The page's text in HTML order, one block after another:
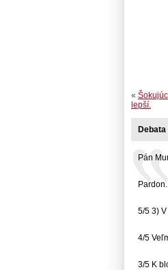
«
lepší.
Debata
Pán
5/5 3)
4/5
3/5 K